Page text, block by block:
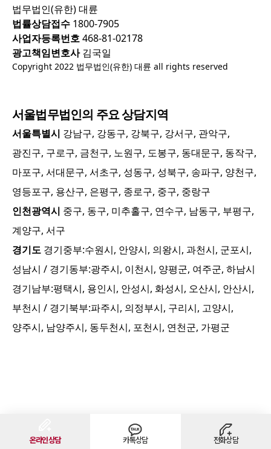
온라인상담 카톡상담 전화상담
법무법인(유한) 대륜
법률상담접수 1800-7905
사업자등록번호468-81-02178
광고책임변호사김국일
Copyright 2022 법무법인(유한) 대륜 all rights reserved
서울법무법인의 주요 상담지역
서울특별시 강남구, 강동구, 강북구, 강서구, 관악구,
광진구, 구로구, 금천구, 노원구, 도봉구, 동대문구, 동작구,
마포구, 서대문구, 서초구, 성동구, 성북구, 송파구, 양천구,
영등포구, 용산구, 은평구, 종로구, 중구, 중랑구
인천광역시 중구, 동구, 미추홀구, 연수구, 남동구, 부평구,
계양구, 서구
경기도 경기중부:수원시, 안양시, 의왕시, 과천시, 군포시,
성남시 / 경기동부:광주시, 이천시, 양평군, 여주군, 하남시
경기남부:평택시, 용인시, 안성시, 화성시, 오산시, 안산시,
부천시 / 경기북부:파주시, 의정부시, 구리시, 고양시,
양주시, 남양주시, 동두천시, 포천시, 연천군, 가평군